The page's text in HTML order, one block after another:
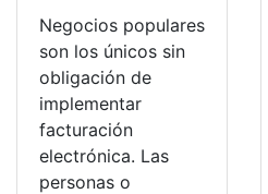
Negocios populares
son los únicos sin
obligación de
implementar
facturación
electrónica. Las
personas o